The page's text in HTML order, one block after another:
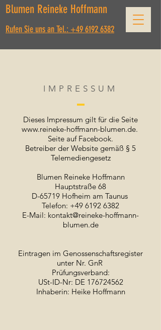
Blumen Reineke Hoffmann
Rufen Sie uns an Tel.: +49 6192 6382
IMPRESSUM
Dieses Impressum gilt für die Seite
www.reineke-hoffmann-blumen.de.
Seite auf Facebook.
Betreiber der Website gemäß § 5
Telemediengesetz
Blumen Reineke Hoffmann
Hauptstraße 68
D-65719 Hofheim am Taunus
Telefon: +49 6192 6382
E-Mail: kontakt@reineke-hoffmann-
blumen.de
Eintragen im Genossenschaftsregister
unter Nr. GnR
Prüfungsverband:
USt-ID-Nr: DE 176724562
Inhaberin: Heike Hoffmann